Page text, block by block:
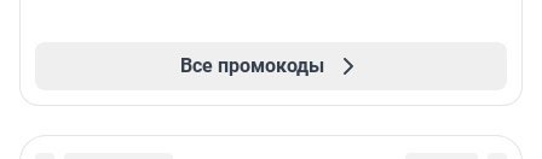
Все промокоды